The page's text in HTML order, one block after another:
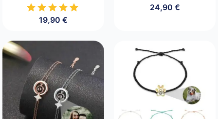
19,90 €
24,90 €